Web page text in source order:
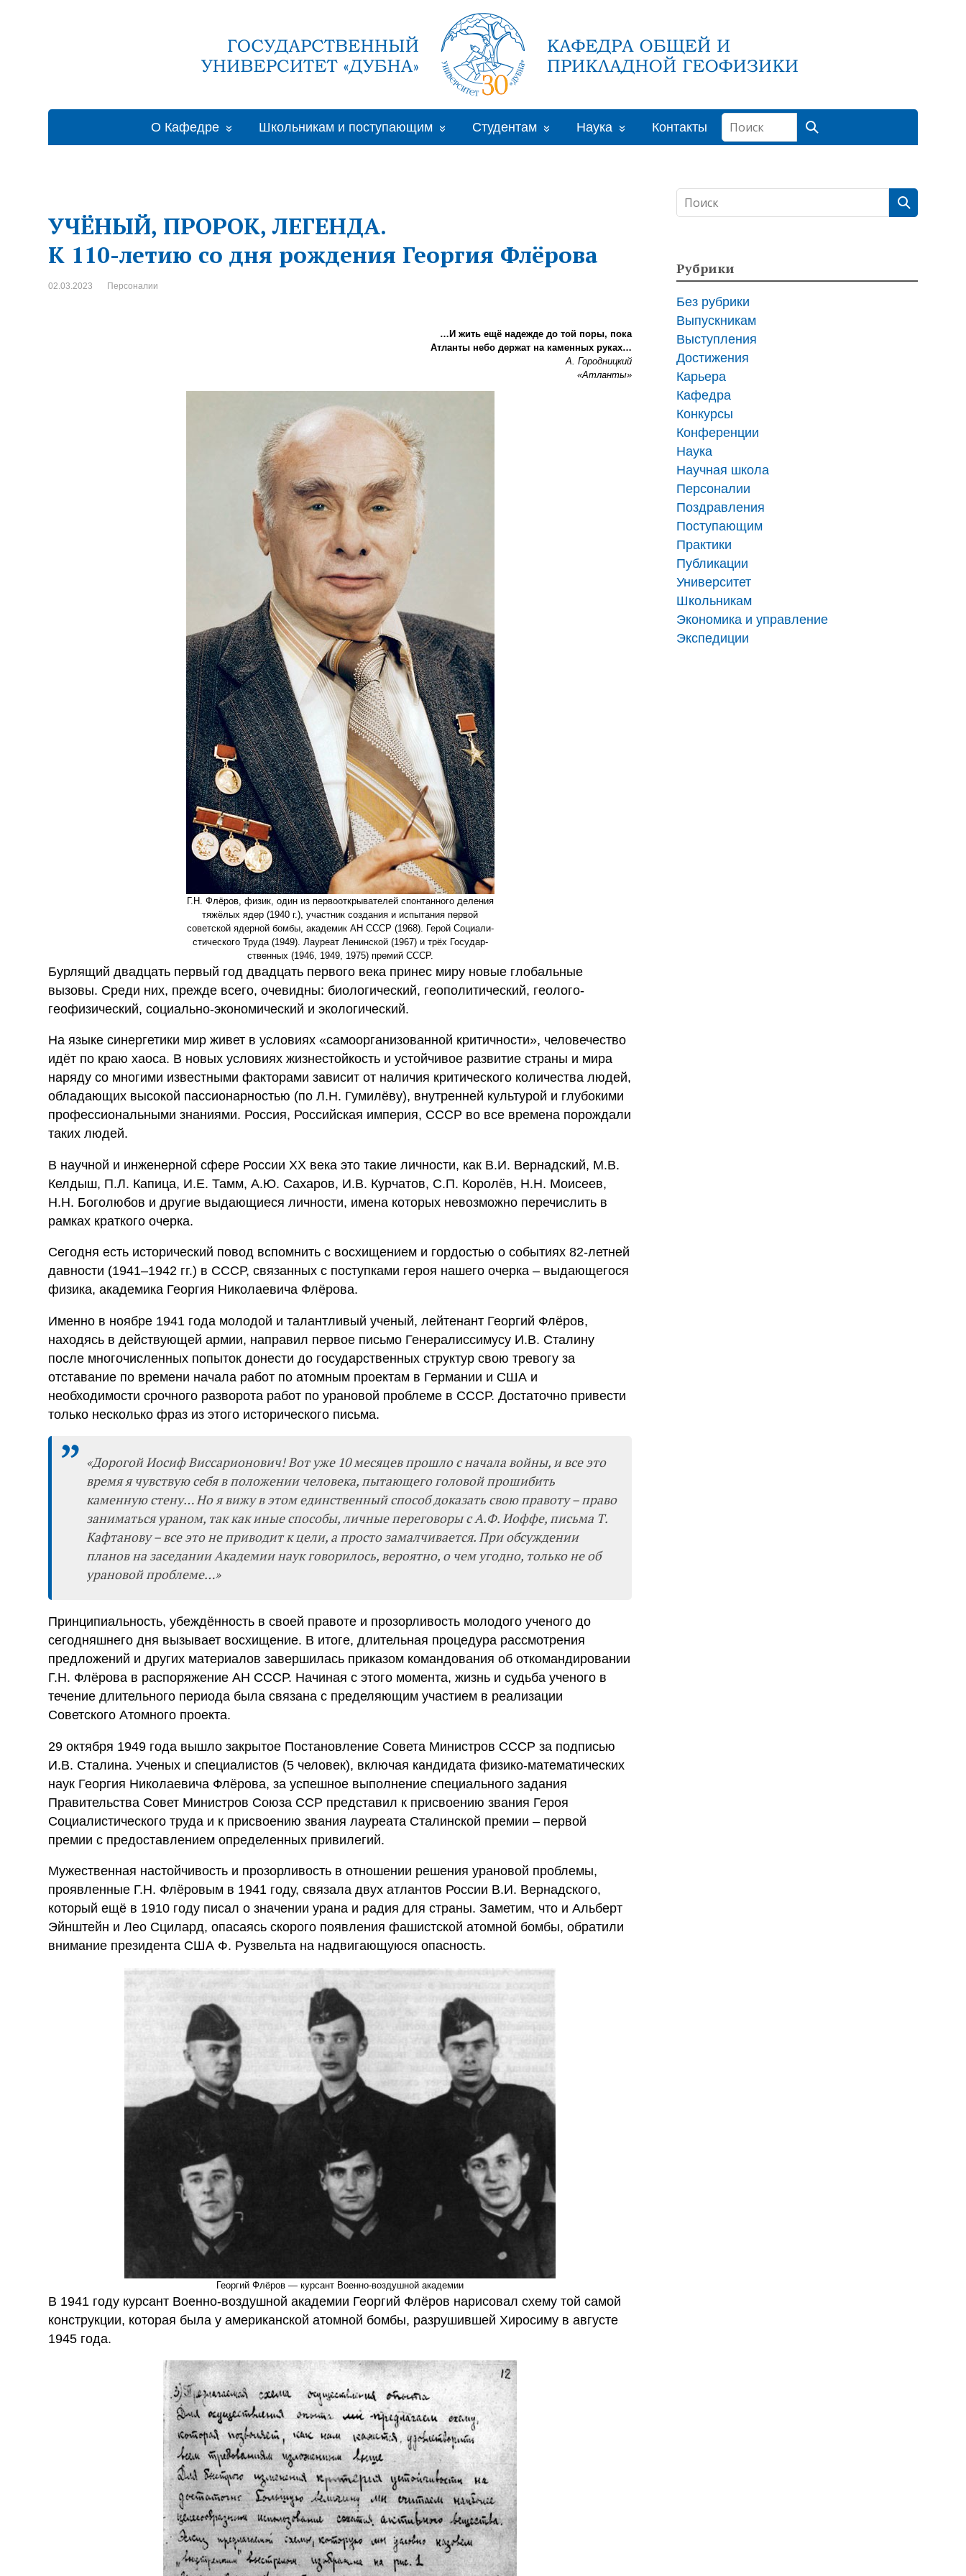
О Кафедре Школьникам и поступающим Студентам Наука Контакты
УЧЁНЫЙ, ПРОРОК, ЛЕГЕНДА.
К 110-летию со дня рождения Георгия Флёрова
02.03.2023 Персоналии
…И жить ещё надежде до той поры, пока
Атланты небо держат на каменных руках…
А. Городницкий
«Атланты»
Г.Н. Флёров, физик, один из пер­во­от­кры­ва­те­лей спон­тан­ного деле­ния
тяжё­лых ядер (1940 г.), участ­ник созда­ния и испы­та­ния пер­вой
советской ядер­ной бомбы, ака­де­мик АН СССР (1968). Герой Соци­а­ли­
сти­че­ского Труда (1949). Лау­реат Ленин­ской (1967) и трёх Государ­
ствен­ных (1946, 1949, 1975) пре­мий СССР.
Бурлящий двадцать первый год двадцать первого века принес миру новые глобальные
вызовы. Среди них, прежде всего, очевидны: биологический, геополитический, геолого-
геофизический, социально-экономический и экологический.
На языке синергетики мир живет в условиях «самоорганизованной критичности», человечество
идёт по краю хаоса. В новых условиях жизнестойкость и устойчивое развитие страны и мира
наряду со многими известными факторами зависит от наличия критического количества людей,
обладающих высокой пассионарностью (по Л.Н. Гумилёву), внутренней культурой и глубокими
профессиональными знаниями. Россия, Российская империя, СССР во все времена порождали
таких людей.
В научной и инженерной сфере России XX века это такие личности, как В.И. Вернадский, М.В.
Келдыш, П.Л. Капица, И.Е. Тамм, А.Ю. Сахаров, И.В. Курчатов, С.П. Королёв, Н.Н. Моисеев,
Н.Н. Боголюбов и другие выдающиеся личности, имена которых невозможно перечислить в
рамках краткого очерка.
Сегодня есть исторический повод вспомнить с восхищением и гордостью о событиях 82-летней
давности (1941–1942 гг.) в СССР, связанных с поступками героя нашего очерка – выдающегося
физика, академика Георгия Николаевича Флёрова.
Именно в ноябре 1941 года молодой и талантливый ученый, лейтенант Георгий Флёров,
находясь в действующей армии, направил первое письмо Генералиссимусу И.В. Сталину
после многочисленных попыток донести до государственных структур свою тревогу за
отставание по времени начала работ по атомным проектам в Германии и США и
необходимости срочного разворота работ по урановой проблеме в СССР. Достаточно привести
только несколько фраз из этого исторического письма.
«Дорогой Иосиф Виссарионович! Вот уже 10 месяцев прошло с начала войны, и все это
время я чувствую себя в положении человека, пытающего головой прошибить
каменную стену… Но я вижу в этом единственный способ доказать свою правоту – право
заниматься ураном, так как иные способы, личные переговоры с А.Ф. Иоффе, письма Т.
Кафтанову – все это не приводит к цели, а просто замалчивается. При обсуждении
планов на заседании Академии наук говорилось, вероятно, о чем угодно, только не об
урановой проблеме…»
Принципиальность, убеждённость в своей правоте и прозорливость молодого ученого до
сегодняшнего дня вызывает восхищение. В итоге, длительная процедура рассмотрения
предложений и других материалов завершилась приказом командования об откомандировании
Г.Н. Флёрова в распоряжение АН СССР. Начиная с этого момента, жизнь и судьба ученого в
течение длительного периода была связана с пределяющим участием в реализации
Советского Атомного проекта.
29 октября 1949 года вышло закрытое Постановление Совета Министров СССР за подписью
И.В. Сталина. Ученых и специалистов (5 человек), включая кандидата физико-математических
наук Георгия Николаевича Флёрова, за успешное выполнение специального задания
Правительства Совет Министров Союза ССР представил к присвоению звания Героя
Социалистического труда и к присвоению звания лауреата Сталинской премии – первой
премии с предоставлением определенных привилегий.
Мужественная настойчивость и прозорливость в отношении решения урановой проблемы,
проявленные Г.Н. Флёровым в 1941 году, связала двух атлантов России В.И. Вернадского,
который ещё в 1910 году писал о значении урана и радия для страны. Заметим, что и Альберт
Эйнштейн и Лео Сцилард, опасаясь скорого появления фашистской атомной бомбы, обратили
внимание президента США Ф. Рузвельта на надвигающуюся опасность.
Георгий Флёров — курсант Военно-воздушной академии
В 1941 году курсант Военно-воздушной академии Георгий Флёров нарисовал схему той самой
конструкции, которая была у американской атомной бомбы, разрушившей Хиросиму в августе
1945 года.
Рубрики
Без рубрики
Выпускникам
Выступления
Достижения
Карьера
Кафедра
Конкурсы
Конференции
Наука
Научная школа
Персоналии
Поздравления
Поступающим
Практики
Публикации
Университет
Школьникам
Экономика и управление
Экспедиции